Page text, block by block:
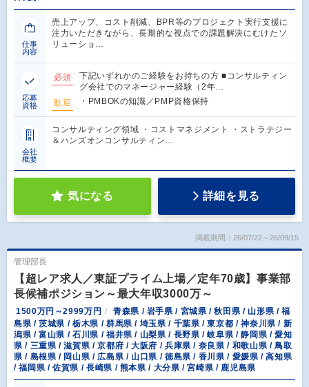
仕事
内容
売上アップ、コスト削減、BPR等のプロジェクト実行支援に
注力いただきながら、長期的な視点での課題解決にむけたソ
リューショ…
応募
資格
必須
下記いずれかのご経験をお持ちの方 ■コンサルティン
グ会社でのマネージャー経験（2年…
歓迎
・PMBOKの知識／PMP資格保持
会社
概要
コンサルティング領域 ・コストマネジメント ・ストラテジー
＆ハンズオンコンサルティン…
気になる 詳細を見る
掲載期間：26/07/22～26/09/15
管理部長
【超レア求人／東証プライム上場／定年70歳】事業部
長候補ポジション～最大年収3000万～
1500万円～2999万円
青森県 / 岩手県 / 宮城県 / 秋田県 / 山形県 / 福
島県 / 茨城県 / 栃木県 / 群馬県 / 埼玉県 / 千葉県 / 東京都 / 神奈川県 / 新
潟県 / 富山県 / 石川県 / 福井県 / 山梨県 / 長野県 / 岐阜県 / 静岡県 / 愛知
県 / 三重県 / 滋賀県 / 京都府 / 大阪府 / 兵庫県 / 奈良県 / 和歌山県 / 鳥取
県 / 島根県 / 岡山県 / 広島県 / 山口県 / 徳島県 / 香川県 / 愛媛県 / 高知県
/ 福岡県 / 佐賀県 / 長崎県 / 熊本県 / 大分県 / 宮崎県 / 鹿児島県